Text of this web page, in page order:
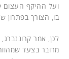
ועל ההיקף העצום
בו, הצורך בפתרון
לכן, אמר
מדובר בצעד